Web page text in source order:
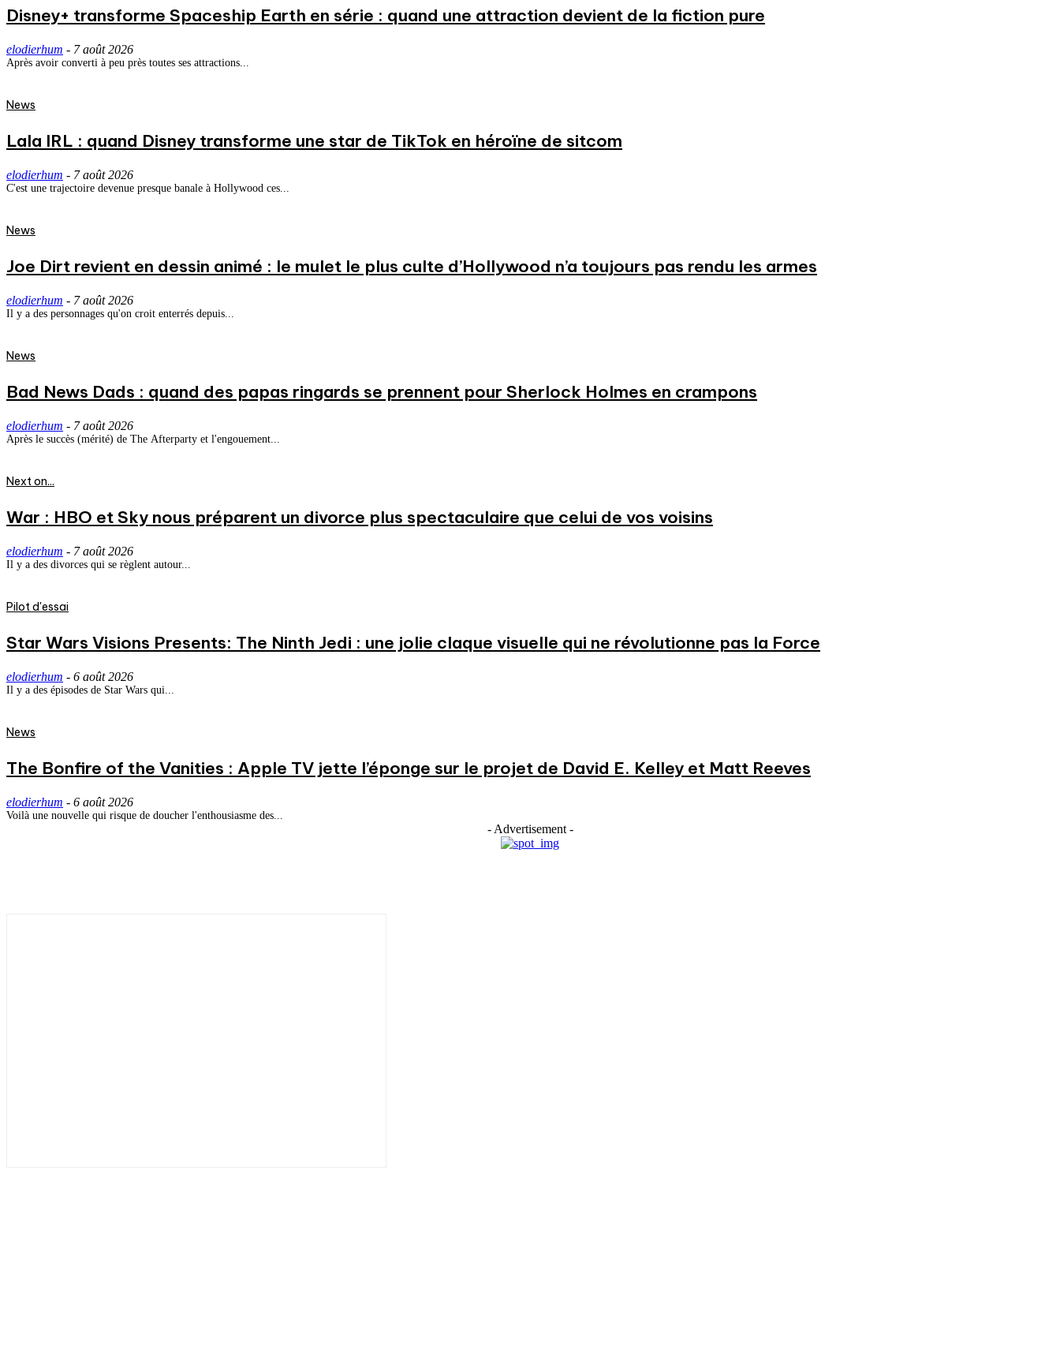
Disney+ transforme Spaceship Earth en série : quand une attraction devient de la fiction pure
elodierhum - 7 août 2026
Après avoir converti à peu près toutes ses attractions...
News
Lala IRL : quand Disney transforme une star de TikTok en héroïne de sitcom
elodierhum - 7 août 2026
C'est une trajectoire devenue presque banale à Hollywood ces...
News
Joe Dirt revient en dessin animé : le mulet le plus culte d’Hollywood n’a toujours pas rendu les armes
elodierhum - 7 août 2026
Il y a des personnages qu'on croit enterrés depuis...
News
Bad News Dads : quand des papas ringards se prennent pour Sherlock Holmes en crampons
elodierhum - 7 août 2026
Après le succès (mérité) de The Afterparty et l'engouement...
Next on...
War : HBO et Sky nous préparent un divorce plus spectaculaire que celui de vos voisins
elodierhum - 7 août 2026
Il y a des divorces qui se règlent autour...
Pilot d'essai
Star Wars Visions Presents: The Ninth Jedi : une jolie claque visuelle qui ne révolutionne pas la Force
elodierhum - 6 août 2026
Il y a des épisodes de Star Wars qui...
News
The Bonfire of the Vanities : Apple TV jette l’éponge sur le projet de David E. Kelley et Matt Reeves
elodierhum - 6 août 2026
Voilà une nouvelle qui risque de doucher l'enthousiasme des...
- Advertisement -